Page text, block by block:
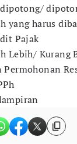
yang harus
Pajak
Lebih/ Kurang
Permohonan